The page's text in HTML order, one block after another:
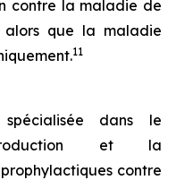
contre la maladie de
alors que la maladie
11
dans le
et la
contre